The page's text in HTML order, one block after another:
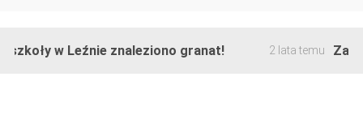
w Leźnie znaleziono granat! 2 lata temu